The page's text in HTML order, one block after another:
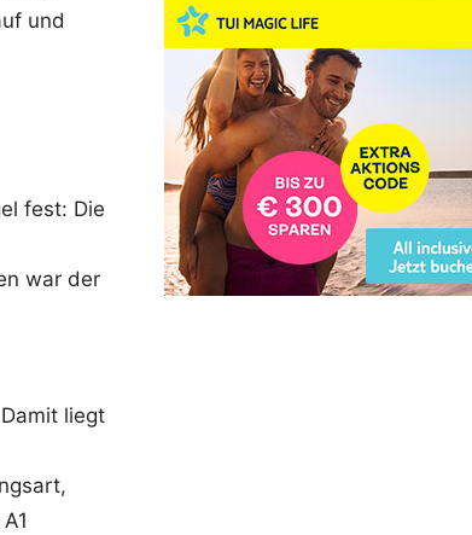
und
fest: Die
war der
liegt